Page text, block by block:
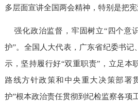
多层面宣讲全国两会精神，特别是把宪
强化政治监督，牢固树立“四个意
护”。全国人大代表，广东省纪委书记
示，坚持履行好“双重职责”，立足本
路线方针政策和中央重大决策部署
护”根本政治责任贯彻到纪检监察各项